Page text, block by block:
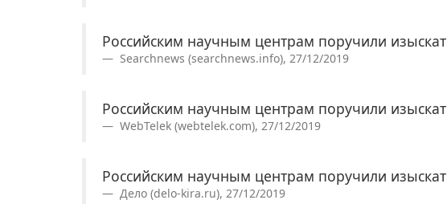
Российским научным центрам поручили
Searchnews (searchnews.info), 27/12/2019
Российским научным центрам поручили
WebTelek (webtelek.com), 27/12/2019
Российским научным центрам поручили
Дело (delo-kira.ru), 27/12/2019